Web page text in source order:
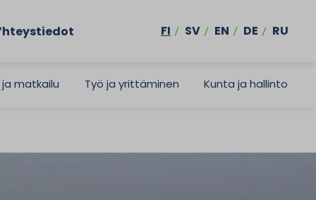
FI SV EN DE RU
ja matkailu Työ ja yrittäminen Kunta ja hallinto